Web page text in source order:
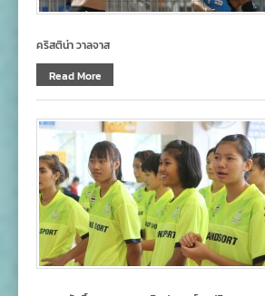
คริสติน่า วาลจาส
Read More